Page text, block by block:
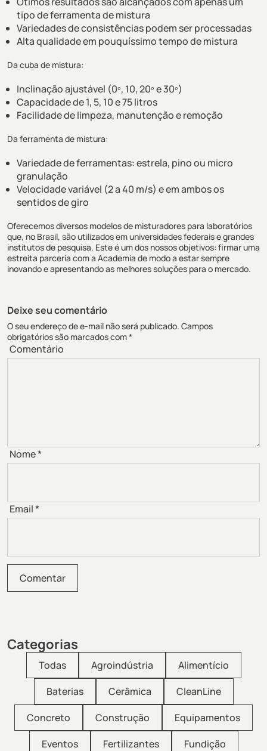
tipo de ferramenta de mistura
Variedades de consistências podem ser processadas
Alta qualidade em pouquíssimo tempo de mistura
Da cuba de mistura:
Inclinação ajustável (0º, 10, 20º e 30º)
Capacidade de 1, 5, 10 e 75 litros
Facilidade de limpeza, manutenção e remoção
Da ferramenta de mistura:
Variedade de ferramentas: estrela, pino ou micro
granulação
Velocidade variável (2 a 40 m/s) e em ambos os
sentidos de giro
Oferecemos diversos modelos de misturadores para laboratórios
que, no Brasil, são utilizados em universidades federais e grandes
institutos de pesquisa. Este é um dos nossos objetivos: firmar uma
estreita parceria com a Academia de modo a estar sempre
inovando e apresentando as melhores soluções para o mercado.
Deixe seu comentário
O seu endereço de e-mail não será publicado. Campos
obrigatórios são marcados com*
Comentário
Nome*
Email*
Categorias
Todas Agroindústria
Alimentício
Baterias
Cerâmica
CleanLine
Concreto
Construção
Equipamentos
Eventos
Fertilizantes
Fundição